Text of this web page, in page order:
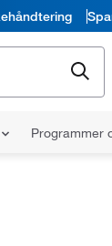
Programmer